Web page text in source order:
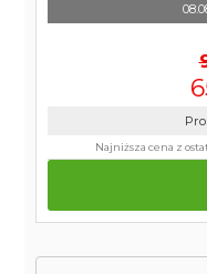
Najniższa cena z